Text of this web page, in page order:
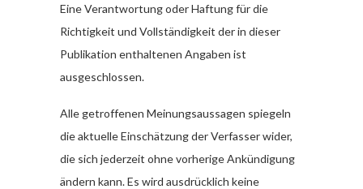
Eine Verantwortung oder Haftung für die
Richtigkeit und Vollständigkeit der in dieser
Publikation enthaltenen Angaben ist
ausgeschlossen.
Alle getroffenen Meinungsaussagen spiegeln
die aktuelle Einschätzung der Verfasser wider,
die sich jederzeit ohne vorherige Ankündigung
ändern kann. Es wird ausdrücklich keine